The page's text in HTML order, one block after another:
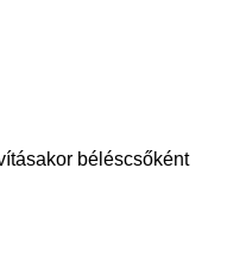
béléscsőként